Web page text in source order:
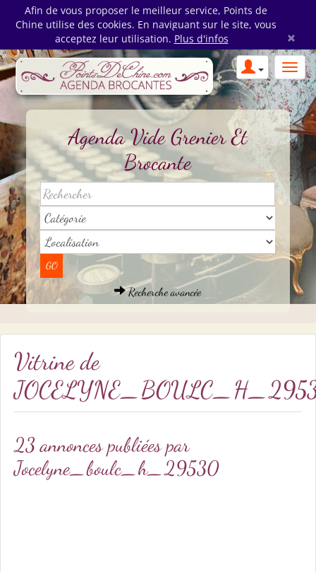
Afin de vous proposer le meilleur service, Points de
Chine utilise des cookies. En naviguant sur le site, vous
acceptez leur utilisation. Plus d'infos ×
Agenda Vide Grenier Et
Brocante
Recherche avancée
Vitrine de
23 annonces publiées par
Jocelyne_boulc_h_29530